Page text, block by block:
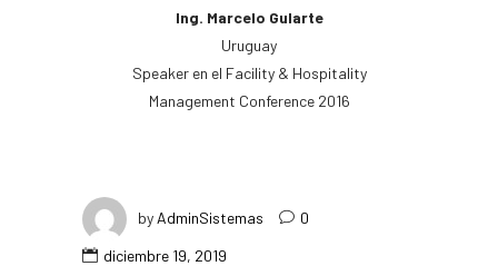
Ing. Marcelo Gularte
Uruguay
Speaker en el Facility & Hospitality
Management Conference 2016
by AdminSistemas 0
diciembre 19, 2019